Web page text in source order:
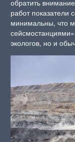
обратить
работ показатели
минимальны, что
экологов, но и